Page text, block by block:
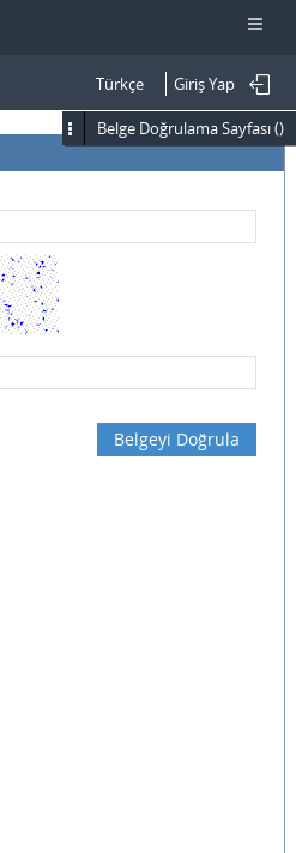
Türkçe Giriş Yap
Belge Doğrulama Sayfası ()
Belgeyi Doğrula